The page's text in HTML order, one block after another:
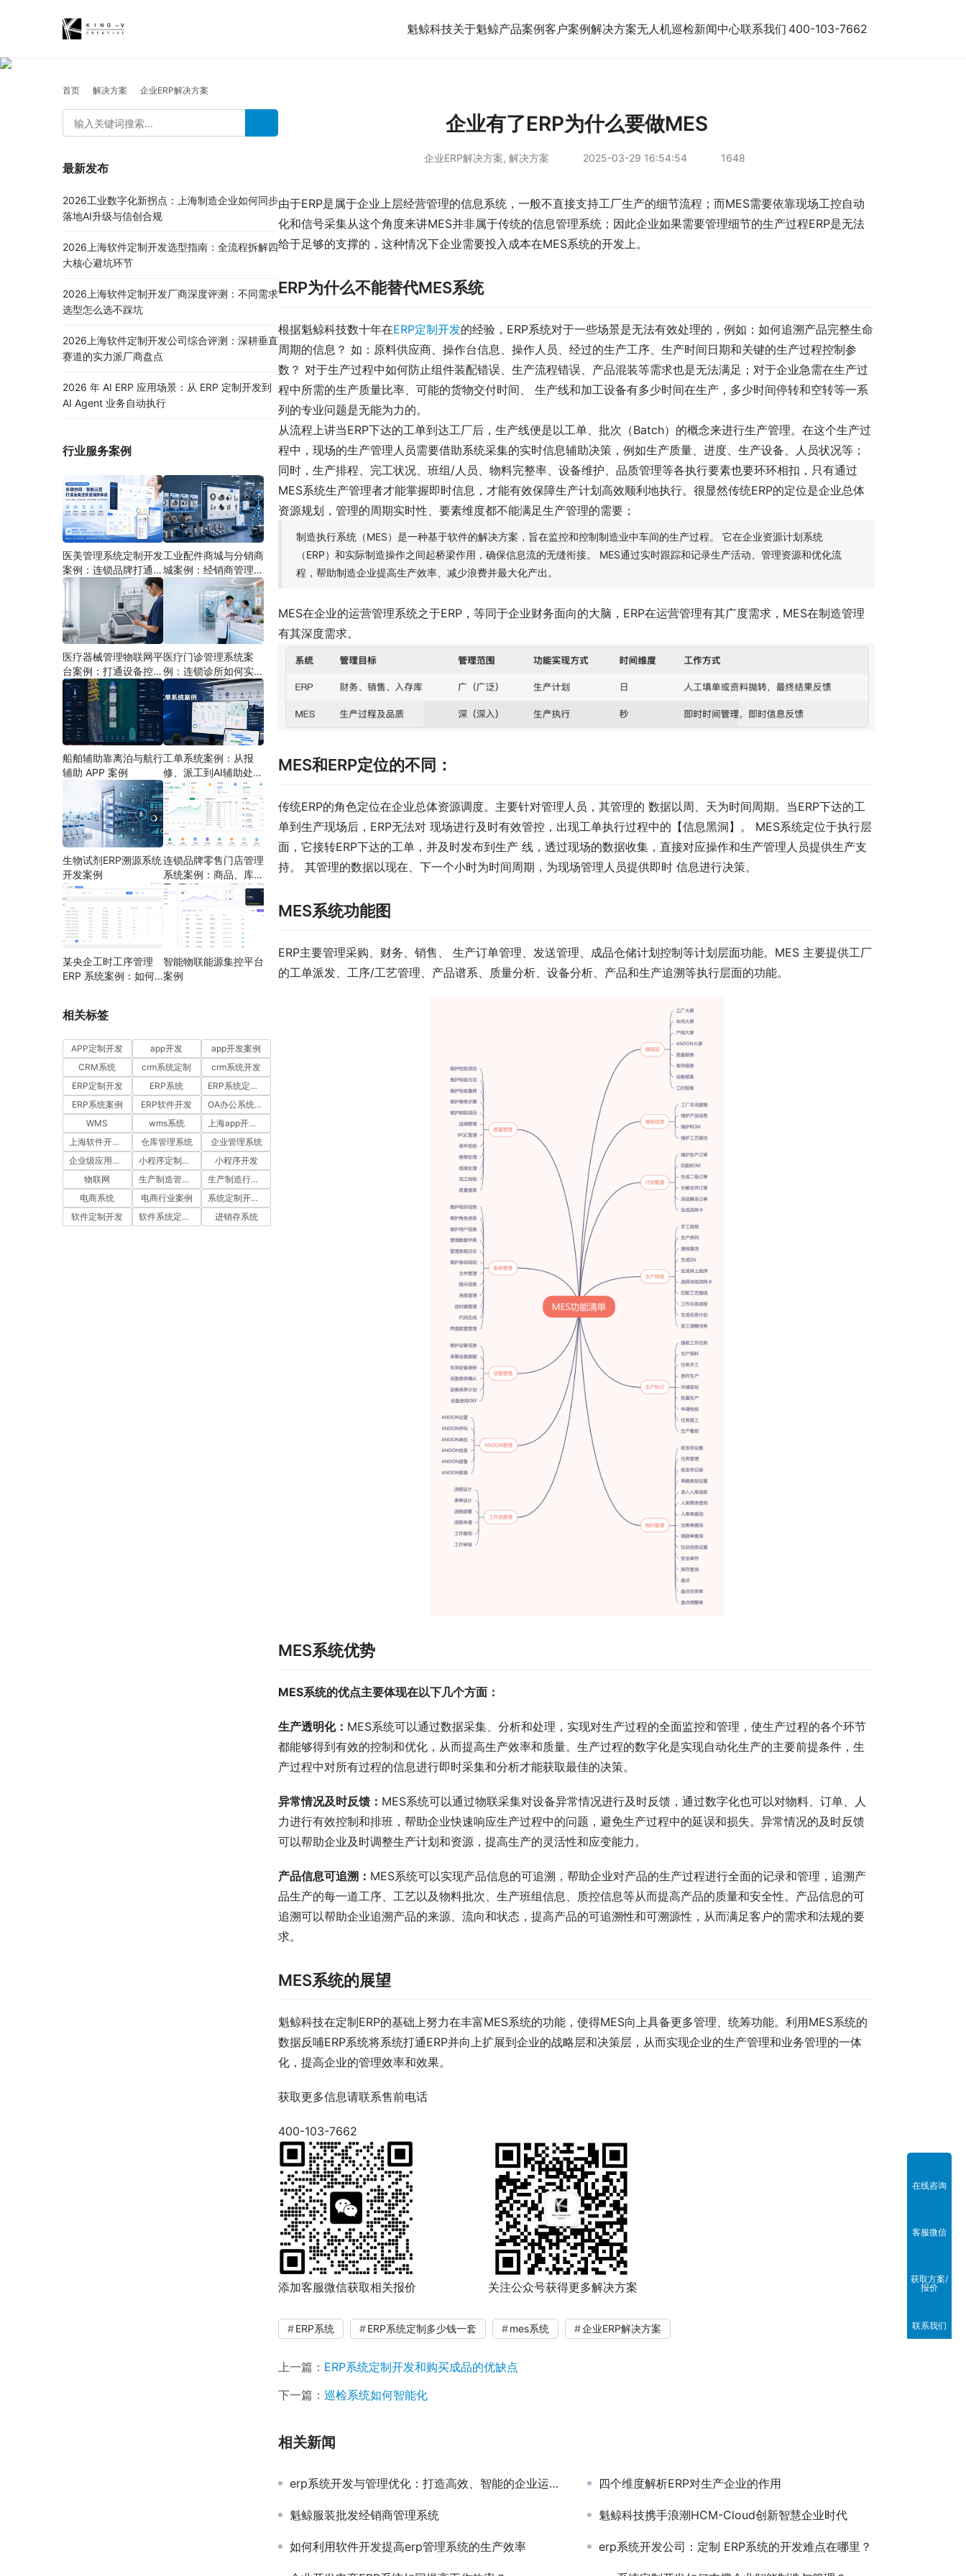
魁鲸科技关于魁鲸产品案例客户案例解决方案无人机巡检新闻中心联系我们 400-103-7662
首页 解决方案 企业ERP解决方案
企业有了ERP为什么要做MES
企业ERP解决方案, 解决方案 2025-03-29 16:54:54 1648
由于ERP是属于企业上层经营管理的信息系统，一般不直接支持工厂生产的细节流程；而MES需要依靠现场工控自动
化和信号采集从这个角度来讲MES并非属于传统的信息管理系统；因此企业如果需要管理细节的生产过程ERP是无法
给于足够的支撑的，这种情况下企业需要投入成本在MES系统的开发上。
ERP为什么不能替代MES系统
根据魁鲸科技数十年在ERP定制开发的经验，ERP系统对于一些场景是无法有效处理的，例如：如何追溯产品完整生命
周期的信息？ 如：原料供应商、操作台信息、操作人员、经过的生产工序、生产时间日期和关键的生产过程控制参
数？ 对于生产过程中如何防止组件装配错误、生产流程错误、产品混装等需求也是无法满足；对于企业急需在生产过
程中所需的生产质量比率、可能的货物交付时间、 生产线和加工设备有多少时间在生产，多少时间停转和空转等一系
列的专业问题是无能为力的。
从流程上讲当ERP下达的工单到达工厂后，生产线便是以工单、批次（Batch）的概念来进行生产管理。在这个生产过
程中，现场的生产管理人员需要借助系统采集的实时信息辅助决策，例如生产质量、进度、生产设备、人员状况等；
同时，生产排程、完工状况、班组/人员、物料完整率、设备维护、品质管理等各执行要素也要环环相扣，只有通过
MES系统生产管理者才能掌握即时信息，才能有效保障生产计划高效顺利地执行。很显然传统ERP的定位是企业总体
资源规划，管理的周期实时性、要素维度都不能满足生产管理的需要；
制造执行系统（MES）是一种基于软件的解决方案，旨在监控和控制制造业中车间的生产过程。 它在企业资源计划系统
（ERP）和实际制造操作之间起桥梁作用，确保信息流的无缝衔接。 MES通过实时跟踪和记录生产活动、管理资源和优化流
程，帮助制造企业提高生产效率、减少浪费并最大化产出。
MES在企业的运营管理系统之于ERP，等同于企业财务面向的大脑，ERP在运营管理有其广度需求，MES在制造管理
有其深度需求。
MES和ERP定位的不同：
传统ERP的角色定位在企业总体资源调度。主要针对管理人员，其管理的 数据以周、天为时间周期。当ERP下达的工
单到生产现场后，ERP无法对 现场进行及时有效管控，出现工单执行过程中的【信息黑洞】。 MES系统定位于执行层
面，它接转ERP下达的工单，并及时发布到生产 线，透过现场的数据收集，直接对应操作和生产管理人员提供生产支
持。 其管理的数据以现在、下一个小时为时间周期，为现场管理人员提供即时 信息进行决策。
MES系统功能图
ERP主要管理采购、财务、销售、 生产订单管理、发送管理、成品仓储计划控制等计划层面功能。MES 主要提供工厂
的工单派发、工序/工艺管理、产品谱系、质量分析、设备分析、产品和生产追溯等执行层面的功能。
MES系统优势
MES系统的优点主要体现在以下几个方面：
生产透明化： MES系统可以通过数据采集、分析和处理，实现对生产过程的全面监控和管理，使生产过程的各个环节
都能够得到有效的控制和优化，从而提高生产效率和质量。生产过程的数字化是实现自动化生产的主要前提条件，生
产过程中对所有过程的信息进行即时采集和分析才能获取最佳的决策。
异常情况及时反馈： MES系统可以通过物联采集对设备异常情况进行及时反馈，通过数字化也可以对物料、订单、人
力进行有效控制和排班，帮助企业快速响应生产过程中的问题，避免生产过程中的延误和损失。异常情况的及时反馈
可以帮助企业及时调整生产计划和资源，提高生产的灵活性和应变能力。
产品信息可追溯： MES系统可以实现产品信息的可追溯，帮助企业对产品的生产过程进行全面的记录和管理，追溯产
品生产的每一道工序、工艺以及物料批次、生产班组信息、质控信息等从而提高产品的质量和安全性。产品信息的可
追溯可以帮助企业追溯产品的来源、流向和状态，提高产品的可追溯性和可溯源性，从而满足客户的需求和法规的要
求。
MES系统的展望
魁鲸科技在定制ERP的基础上努力在丰富MES系统的功能，使得MES向上具备更多管理、统筹功能。利用MES系统的
数据反哺ERP系统将系统打通ERP并向上扩展到企业的战略层和决策层，从而实现企业的生产管理和业务管理的一体
化，提高企业的管理效率和效果。
获取更多信息请联系售前电话
400-103-7662
添加客服微信获取相关报价 关注公众号获得更多解决方案
ERP系统 ERP系统定制多少钱一套 mes系统 企业ERP解决方案
上一篇： ERP系统定制开发和购买成品的优缺点
下一篇： 巡检系统如何智能化
相关新闻
erp系统开发与管理优化：打造高效、智能的企业运营模式 四个维度解析ERP对生产企业的作用
魁鲸服装批发经销商管理系统 魁鲸科技携手浪潮HCM-Cloud创新智慧企业时代
如何利用软件开发提高erp管理系统的生产效率 erp系统开发公司：定制 ERP系统的开发难点在哪里？
最新发布
2026工业数字化新拐点：上海制造企业如何同步
落地AI升级与信创合规
2026上海软件定制开发选型指南：全流程拆解四
大核心避坑环节
2026上海软件定制开发厂商深度评测：不同需求
选型怎么选不踩坑
2026上海软件定制开发公司综合评测：深耕垂直
赛道的实力派厂商盘点
2026 年 AI ERP 应用场景：从 ERP 定制开发到
AI Agent 业务自动执行
行业服务案例
医美管理系统定制开发
案例：连锁品牌打通多
端协同
工业配件商城与分销商
城案例：经销商管理系
统如何分期建设
医疗器械管理物联网平
台案例：打通设备控
制、状态采集与远程运
维
医疗门诊管理系统案
例：连锁诊所如何实现
多门店协同运营
船舶辅助靠离泊与航行
辅助 APP 案例
工单系统案例：从报
修、派工到AI辅助处理
的定制开发方案
生物试剂ERP溯源系统
开发案例
连锁品牌零售门店管理
系统案例：商品、库
存、会员和门店运营如
何打通
某央企工时工序管理
ERP 系统案例：如何
智能物联能源集控平台
案例
相关标签
APP定制开发 app开发
app开发案例
CRM系统
crm系统定制
crm系统开发
ERP定制开发
ERP系统
ERP系统定制多少钱一套
ERP系统案例
ERP软件开发
OA办公系统开发
WMS
wms系统
上海app开发公司
上海软件开发公司
仓库管理系统
企业管理系统
企业级应用开发服务案例
小程序定制开发
小程序开发
物联网
生产制造管理系统
生产制造行业案例
电商系统
电商行业案例
系统定制开发案例
软件定制开发
软件系统定制开发 进销存系统
在线咨询
客服微信
获取方案/
报价
联系我们